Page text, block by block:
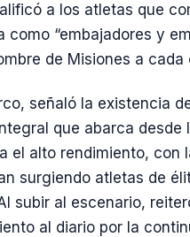
a los atletas que
como “embajadores y
de Misiones a
señaló la existencia
que abarca desde
el alto rendimiento, con
surgiendo atletas de
subir al escenario,
al diario por la